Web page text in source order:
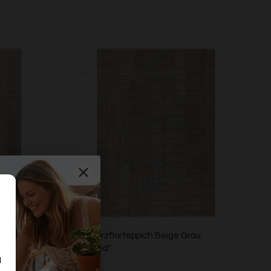
"Soft
Esprit Kurzflorteppich Beige Grau
"Raymond"
ESPRIT